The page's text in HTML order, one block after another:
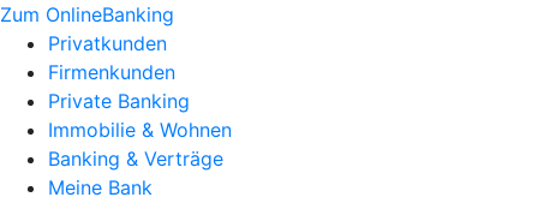
Zum OnlineBanking
Privatkunden
Firmenkunden
Private Banking
Immobilie & Wohnen
Banking & Verträge
Meine Bank